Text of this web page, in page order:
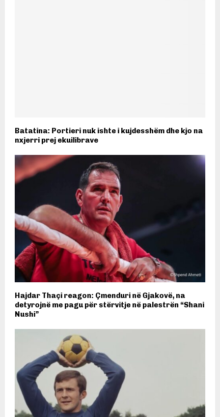
Batatina: Portieri nuk ishte i kujdesshëm dhe kjo na
nxjerri prej ekuilibrave
Hajdar Thaçi reagon: Çmenduri në Gjakovë, na
detyrojnë me pagu për stërvitje në palestrën “Shani
Nushi”